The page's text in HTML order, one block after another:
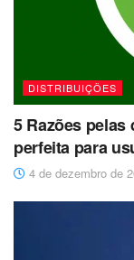
DISTRIBUIÇÕES
5 Razões
perfeita para
4 de dezembro de